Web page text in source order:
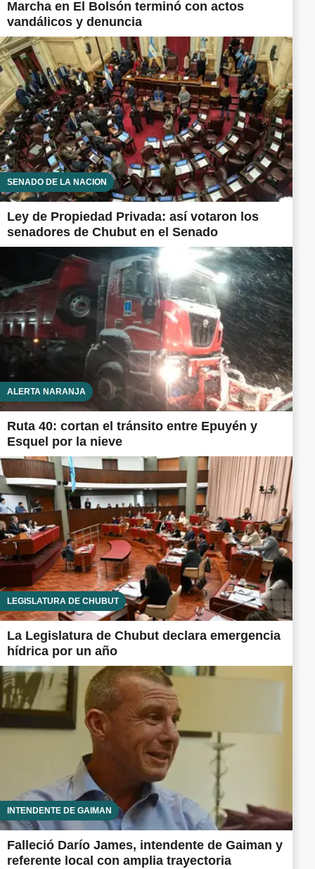
Marcha en El Bolsón terminó con actos
vandálicos y denuncia
SENADO DE LA NACIÓN
Ley de Propiedad Privada: así votaron los
senadores de Chubut en el Senado
ALERTA NARANJA
Ruta 40: cortan el tránsito entre Epuyén y
Esquel por la nieve
LEGISLATURA DE CHUBUT
La Legislatura de Chubut declara emergencia
hídrica por un año
INTENDENTE DE GAIMAN
Falleció Darío James, intendente de Gaiman y
referente local con amplia trayectoria